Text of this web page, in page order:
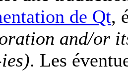
de Qt,
and/or
. Les